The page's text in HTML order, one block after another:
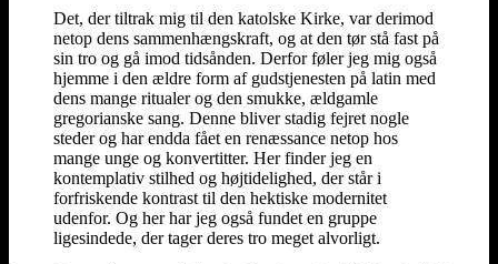
Det, der tiltrak mig til den katolske Kirke, var derimod
netop dens sammenhængskraft, og at den tør stå fast på
sin tro og gå imod tidsånden. Derfor føler jeg mig også
hjemme i den ældre form af gudstjenesten på latin med
dens mange ritualer og den smukke, ældgamle
gregorianske sang. Denne bliver stadig fejret nogle
steder og har endda fået en renæssance netop hos
mange unge og konvertitter. Her finder jeg en
kontemplativ stilhed og højtidelighed, der står i
forfriskende kontrast til den hektiske modernitet
udenfor. Og her har jeg også fundet en gruppe
ligesindede, der tager deres tro meget alvorligt.